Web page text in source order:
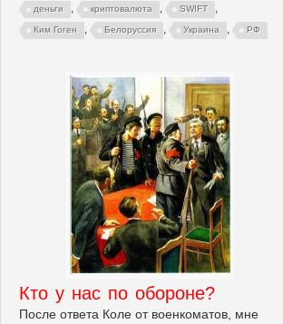
деньги , криптовалюта , SWIFT ,
Ким Гоген , Белоруссия , Украина , РФ
Кто у нас по обороне?
После ответа Коле от военкоматов, мне